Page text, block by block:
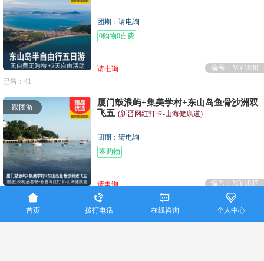
团期：请电询
0购物0自费
请电询
编号：MY1890
已售：41
跟团游
厦门鼓浪屿+集美学村+东山岛鱼骨沙洲双
飞五 (新晋网红打卡-山海健康道)
团期：请电询
零购物
请电询
编号：MY1887
已售：41
首页

拨打电话

在线咨询

个人中心